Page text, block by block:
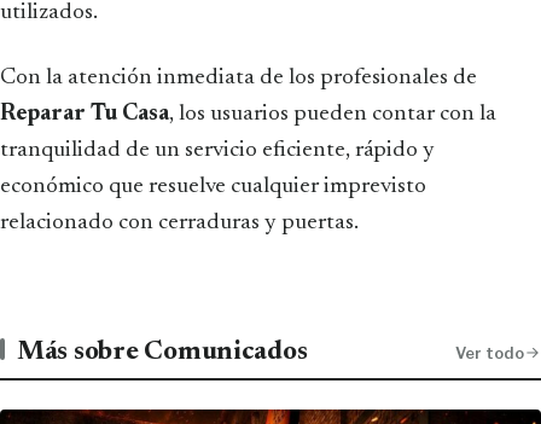
utilizados.
Con la atención inmediata de los profesionales de
Reparar Tu Casa, los usuarios pueden contar con la
tranquilidad de un servicio eficiente, rápido y
económico que resuelve cualquier imprevisto
relacionado con cerraduras y puertas.
Más sobre Comunicados Ver todo